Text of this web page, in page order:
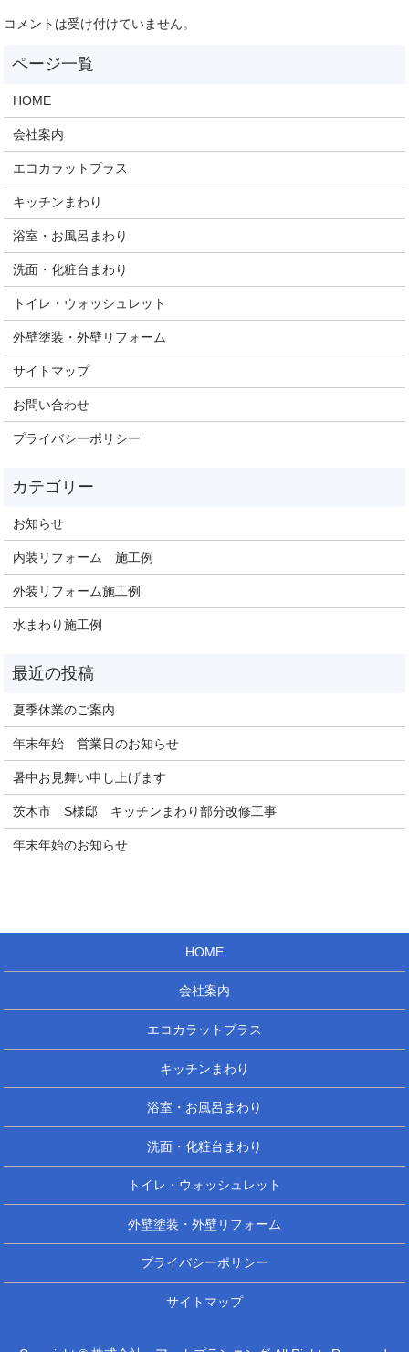
コメントは受け付けていません。
HOME
会社案内
エコカラットプラス
キッチンまわり
浴室・お風呂まわり
洗面・化粧台まわり
トイレ・ウォッシュレット
外壁塗装・外壁リフォーム
サイトマップ
お問い合わせ
プライバシーポリシー
お知らせ
内装リフォーム 施工例
外装リフォーム施工例
水まわり施工例
夏季休業のご案内
年末年始 営業日のお知らせ
暑中お見舞い申し上げます
茨木市 S様邸 キッチンまわり部分改修工事
年末年始のお知らせ
HOME
会社案内
エコカラットプラス
キッチンまわり
浴室・お風呂まわり
洗面・化粧台まわり
トイレ・ウォッシュレット
外壁塗装・外壁リフォーム
プライバシーポリシー
サイトマップ